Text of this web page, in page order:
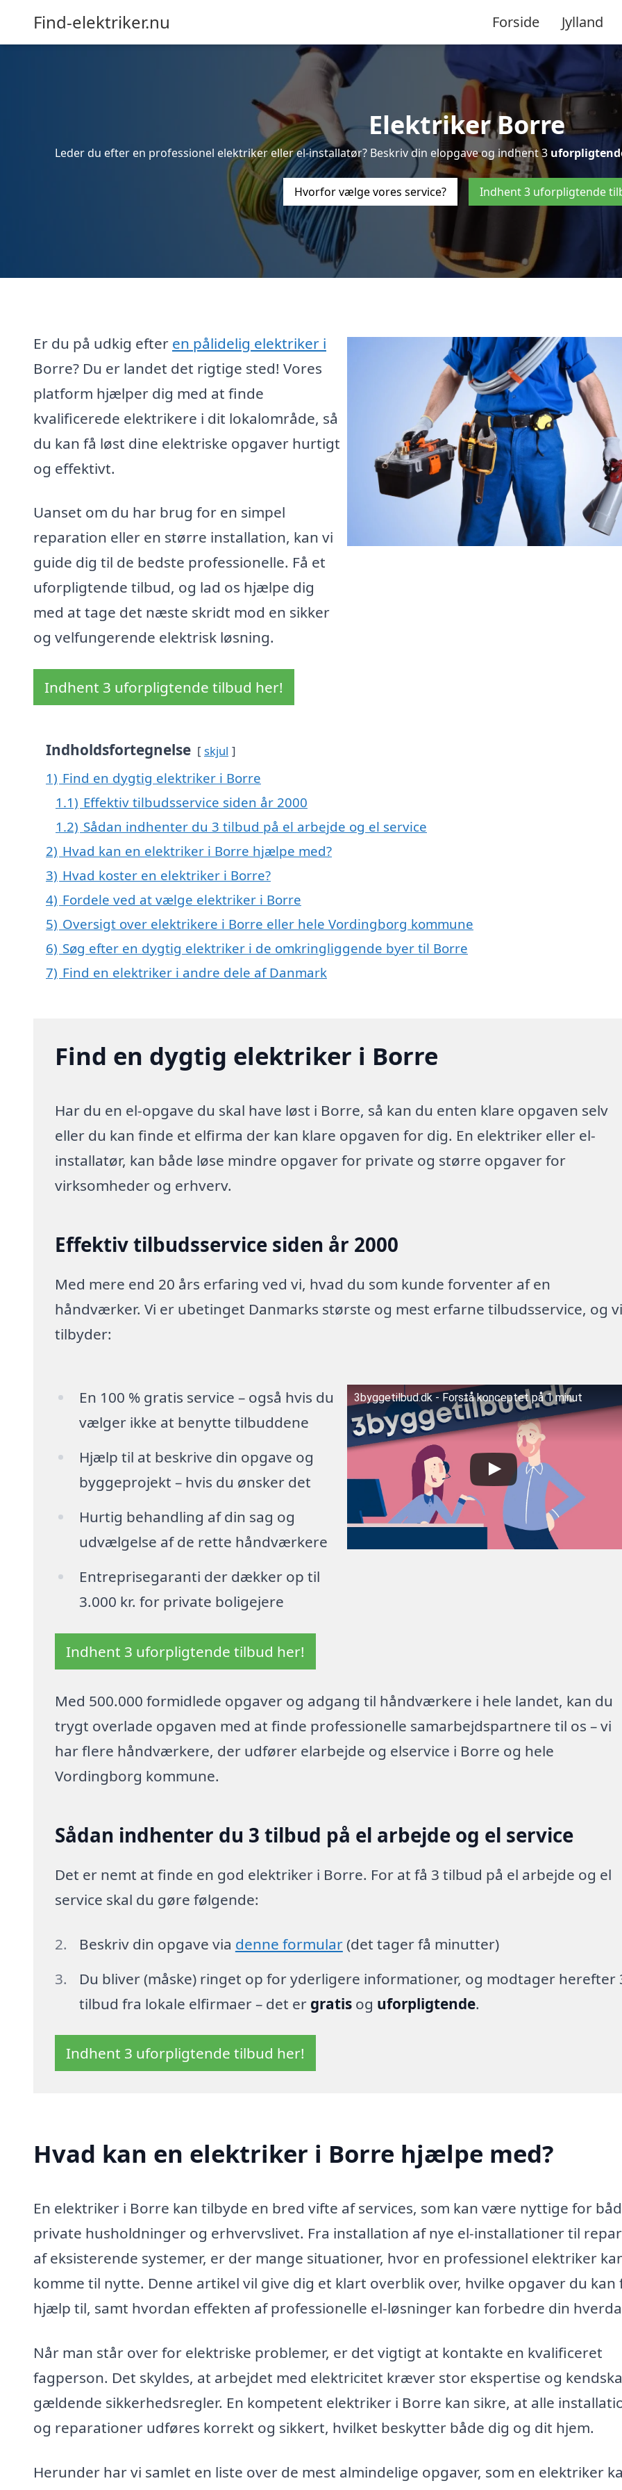
Find-elektriker.nu Forside Jylland
Elektriker Borre
Leder du efter en professionel elektriker eller el-installatør? Beskriv din elopgave og indhent 3
Hvorfor vælge vores service? Indhent 3 uforpligtende
Er du på udkig efter en pålidelig elektriker i
Borre? Du er landet det rigtige sted! Vores
platform hjælper dig med at finde
kvalificerede elektrikere i dit lokalområde, så
du kan få løst dine elektriske opgaver hurtigt
og effektivt.
Uanset om du har brug for en simpel
reparation eller en større installation, kan vi
guide dig til de bedste professionelle. Få et
uforpligtende tilbud, og lad os hjælpe dig
med at tage det næste skridt mod en sikker
og velfungerende elektrisk løsning.
Indhent 3 uforpligtende tilbud her!
Indholdsfortegnelse skjul
1) Find en dygtig elektriker i Borre
1.1) Effektiv tilbudsservice siden år 2000
1.2) Sådan indhenter du 3 tilbud på el arbejde og el service
2) Hvad kan en elektriker i Borre hjælpe med?
3) Hvad koster en elektriker i Borre?
4) Fordele ved at vælge elektriker i Borre
5) Oversigt over elektrikere i Borre eller hele Vordingborg kommune
6) Søg efter en dygtig elektriker i de omkringliggende byer til Borre
7) Find en elektriker i andre dele af Danmark
Find en dygtig elektriker i Borre
Har du en el-opgave du skal have løst i Borre, så kan du enten klare opgaven selv
eller du kan finde et elfirma der kan klare opgaven for dig. En elektriker eller el-
installatør, kan både løse mindre opgaver for private og større opgaver for
virksomheder og erhverv.
Effektiv tilbudsservice siden år 2000
Med mere end 20 års erfaring ved vi, hvad du som kunde forventer af en
håndværker. Vi er ubetinget Danmarks største og mest erfarne tilbudsservice, og
tilbyder:
En 100 % gratis service – også hvis du
vælger ikke at benytte tilbuddene
Hjælp til at beskrive din opgave og
byggeprojekt – hvis du ønsker det
Hurtig behandling af din sag og
udvælgelse af de rette håndværkere
Entreprisegaranti der dækker op til
3.000 kr. for private boligejere
3byggetilbud.dk - Forstå konceptet på 1 minut
Indhent 3 uforpligtende tilbud her!
Med 500.000 formidlede opgaver og adgang til håndværkere i hele landet, kan du
trygt overlade opgaven med at finde professionelle samarbejdspartnere til os – vi
har flere håndværkere, der udfører elarbejde og elservice i Borre og hele
Vordingborg kommune.
Sådan indhenter du 3 tilbud på el arbejde og el service
Det er nemt at finde en god elektriker i Borre. For at få 3 tilbud på el arbejde og el
service skal du gøre følgende:
Beskriv din opgave via denne formular(det tager få minutter)
Du bliver (måske) ringet op for yderligere informationer, og modtager herefter
tilbud fra lokale elfirmaer – det er gratisog uforpligtende.
Indhent 3 uforpligtende tilbud her!
Hvad kan en elektriker i Borre hjælpe med?
En elektriker i Borre kan tilbyde en bred vifte af services, som kan være nyttige for
private husholdninger og erhvervslivet. Fra installation af nye el-installationer til
af eksisterende systemer, er der mange situationer, hvor en professionel elektriker
komme til nytte. Denne artikel vil give dig et klart overblik over, hvilke opgaver du kan
hjælp til, samt hvordan effekten af professionelle el-løsninger kan forbedre din
Når man står over for elektriske problemer, er det vigtigt at kontakte en kvalificeret
fagperson. Det skyldes, at arbejdet med elektricitet kræver stor ekspertise og
gældende sikkerhedsregler. En kompetent elektriker i Borre kan sikre, at alle
og reparationer udføres korrekt og sikkert, hvilket beskytter både dig og dit hjem.
Herunder har vi samlet en liste over de mest almindelige opgaver, som en elektriker